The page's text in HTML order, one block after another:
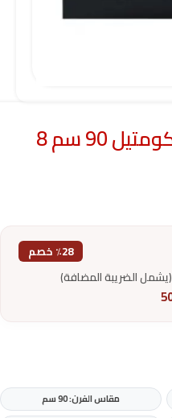
فرن بلت ان كهرباء كومتيل 90 سم 8
٪28 خصم
(يشمل الضريبة المضافة)
مقاس الفرن: 90 سم